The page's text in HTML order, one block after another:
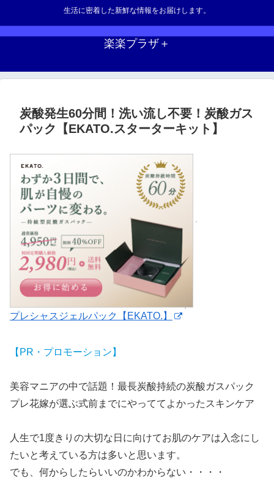
生活に密着した新鮮な情報をお届けします。
楽楽プラザ＋
炭酸発生60分間！洗い流し不要！炭酸ガス
パック【EKATO.スターターキット】
プレシャスジェルパック【EKATO.】
【PR・プロモーション】
美容マニアの中で話題！最長炭酸持続の炭酸ガスパック
プレ花嫁が選ぶ式前までにやっててよかったスキンケア
人生で1度きりの大切な日に向けてお肌のケアは入念にし
たいと考えている方は多いと思います。
でも、何からしたらいいのかわからない・・・・